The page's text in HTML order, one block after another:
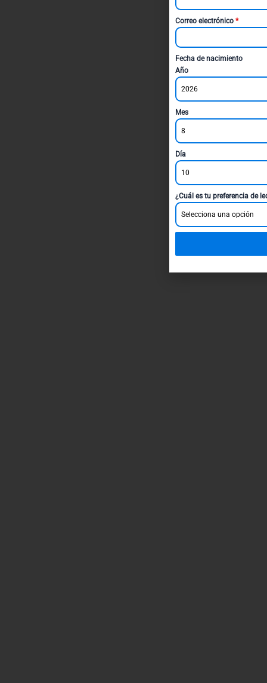
Correo electrónico *
Fecha de nacimiento
Año
2026
Mes
8
Día
10
¿Cuál es tu preferencia de
Selecciona una opción